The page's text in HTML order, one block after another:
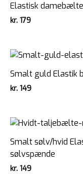
Elastisk
kr. 179
Smalt guld
kr. 149
Smalt sølv/hvid
sølvspænde
kr. 149